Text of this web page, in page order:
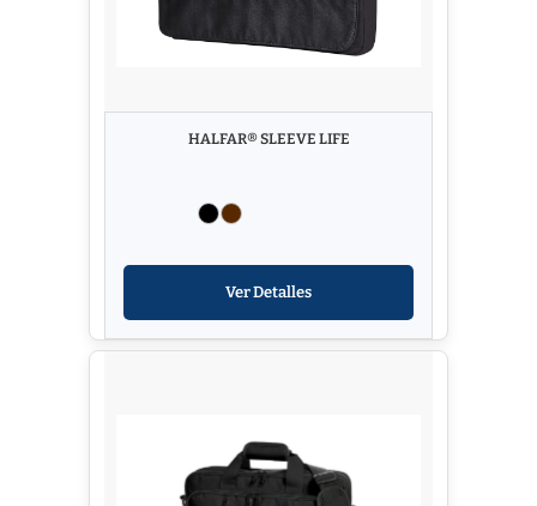
HALFAR® SLEEVE LIFE
Ver Detalles